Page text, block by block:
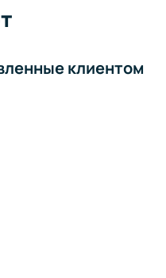
клиентом